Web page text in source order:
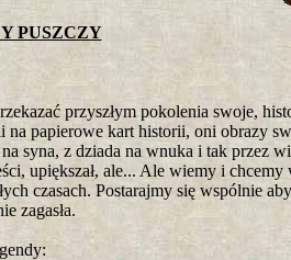
PUSZCZY
przyszłym pokolenia swoje,
papierowe kart historii, oni obrazy
syna, z dziada na wnuka i tak przez
upiększał, ale... Ale wiemy i
czasach. Postarajmy się wspólnie
zagasła.